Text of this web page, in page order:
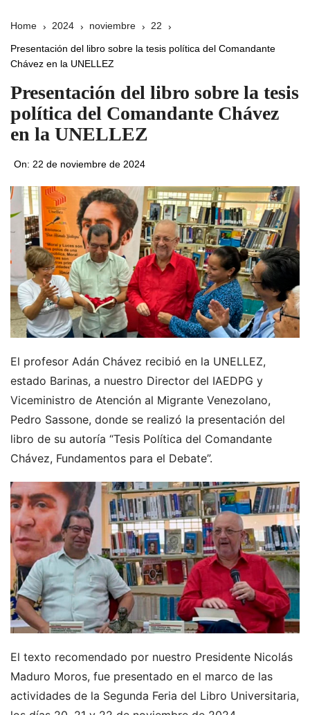
Home 2024 noviembre 22
Presentación del libro sobre la tesis política del Comandante
Chávez en la UNELLEZ
Presentación del libro sobre la tesis
política del Comandante Chávez
en la UNELLEZ
On: 22 de noviembre de 2024
El profesor Adán Chávez recibió en la UNELLEZ,
estado Barinas, a nuestro Director del IAEDPG y
Viceministro de Atención al Migrante Venezolano,
Pedro Sassone, donde se realizó la presentación del
libro de su autoría “Tesis Política del Comandante
Chávez, Fundamentos para el Debate”.
El texto recomendado por nuestro Presidente Nicolás
Maduro Moros, fue presentado en el marco de las
actividades de la Segunda Feria del Libro Universitaria,